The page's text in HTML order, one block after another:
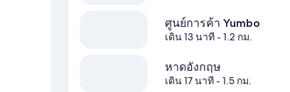
ศูนย์การค้า Yumbo
เดิน 13 นาที- 1.2 กม.
หาดอังกฤษ
เดิน 17 นาที- 1.5 กม.